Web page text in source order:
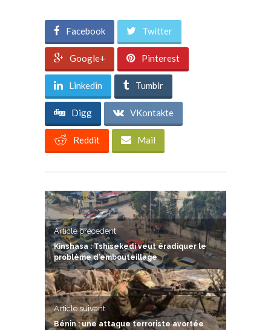
Facebook Twitter
Google+ Pinterest
Linkedin Tumblr
Digg VKontakte
Reddit Mail
Article précedent
Kinshasa : Tshisekedi veut éradiquer le
problème d’embouteillage
Article suivant
Bénin : une attaque terroriste avortée